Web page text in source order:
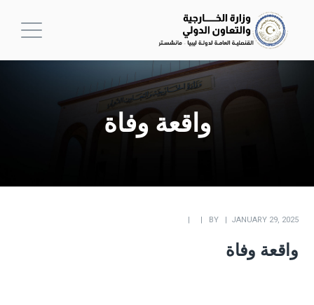
واقعة وفاة
JANUARY 29, 2025
BY
واقعة وفاة